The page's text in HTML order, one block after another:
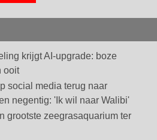
krijgt AI-upgrade: boze
ooit
social media terug naar
negentig: 'Ik wil naar Walibi'
grootste zeegrasaquarium ter